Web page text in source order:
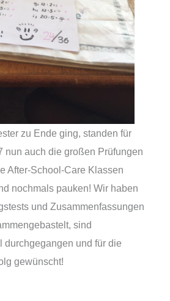
zu Ende ging, standen für
nun auch die großen Prüfungen
After-School-Care Klassen
nochmals pauken! Wir haben
und Zusammenfassungen
sind
durchgegangen und für die
gewünscht!